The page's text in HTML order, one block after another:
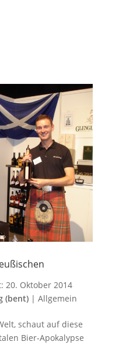
20. Oktober 2014
(bent)| Allgemein
schaut auf diese
Bier-Apokalypse